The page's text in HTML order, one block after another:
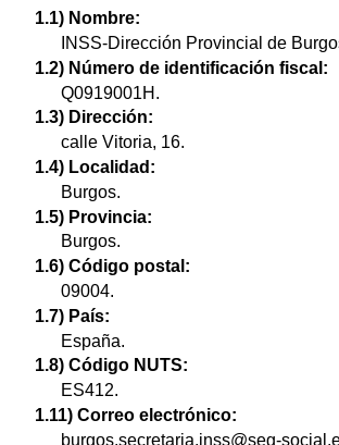
1.1) Nombre:
INSS-Dirección Provincial de
1.2) Número de identificación fiscal:
Q0919001H.
1.3) Dirección:
calle Vitoria, 16.
1.4) Localidad:
Burgos.
1.5) Provincia:
Burgos.
1.6) Código postal:
09004.
1.7) País:
España.
1.8) Código NUTS:
ES412.
1.11) Correo electrónico:
burgos.secretaria.inss@seg-